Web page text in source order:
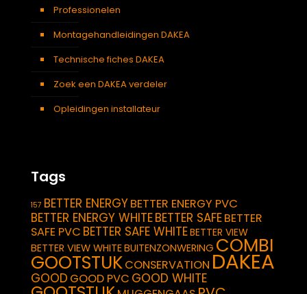
Professionelen
Montagehandleidingen DAKEA
Technische fiches DAKEA
Zoek een DAKEA verdeler
Opleidingen installateur
Tags
157 BETTER ENERGYBETTER ENERGY PVC
BETTER ENERGY WHITEBETTER SAFEBETTER
SAFE PVC BETTER SAFE WHITEBETTER VIEW
BETTER VIEW WHITEBUITENZONWERING COMBI
GOOTSTUKCONSERVATION DAKEA
GOOD GOOD PVC GOOD WHITE